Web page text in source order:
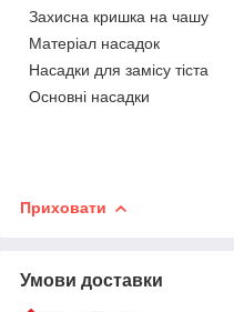
Захисна кришка на чашу
Матеріал насадок
Насадки для замісу тіста
Основні насадки
Приховати
Умови доставки